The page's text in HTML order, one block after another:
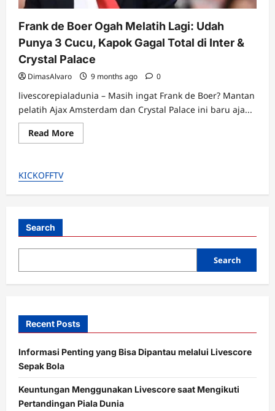
Frank de Boer Ogah Melatih Lagi: Udah
Punya 3 Cucu, Kapok Gagal Total di Inter &
Crystal Palace
DimasAlvaro 9 months ago 0
livescorepialadunia – Masih ingat Frank de Boer? Mantan
pelatih Ajax Amsterdam dan Crystal Palace ini baru aja...
Read MoreRead
more
Melatih
Cucu,
Gagal
di
&
KICKOFFTV
Search
Search
Recent Posts
Informasi Penting yang Bisa Dipantau melalui Livescore
Sepak Bola
Keuntungan Menggunakan Livescore saat Mengikuti
Pertandingan Piala Dunia